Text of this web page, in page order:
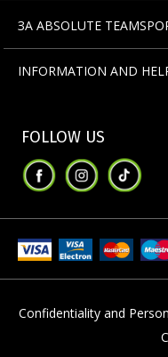
ЗА ABSOLUTE
INFORMATION AND
FOLLOW US
Confidentiality and